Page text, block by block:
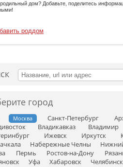
дом? Добавьте, поделитесь
роддом
город
Москва Санкт-Петербург
Владикавказ Владимир
Ижевск Иркутск
Набережные Челны
Пермь Ростов-на-Дону
Уфа Хабаровск Челябинск